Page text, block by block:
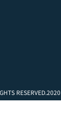
RESERVED.2020